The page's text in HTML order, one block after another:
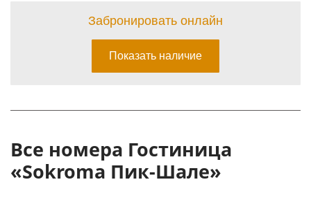
Все номера Гостиница
«Sokroma Пик-Шале»